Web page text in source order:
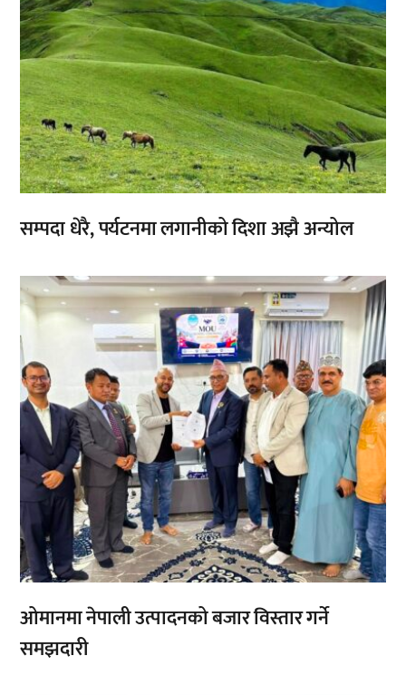
सम्पदा धेरै, पर्यटनमा लगानीको दिशा अझै अन्योल
,,
ओमानमा नेपाली उत्पादनको बजार विस्तार गर्ने
समझदारी